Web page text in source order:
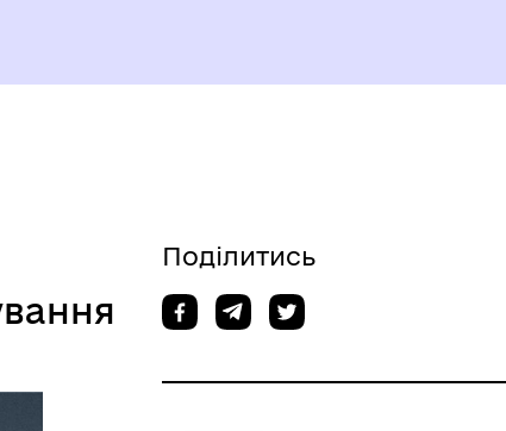
Поділитись